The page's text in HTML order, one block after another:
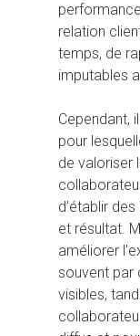
relation
temps, de
imputables
Cependant,
pour
de valoriser
d’établir
et résultat.
améliorer
souvent par
visibles,